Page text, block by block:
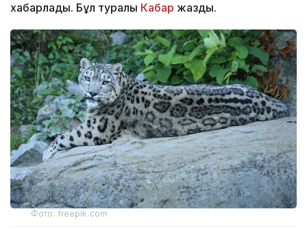
хабарлады. Бұл туралы Кабар жазды.
Фото: freepik.com